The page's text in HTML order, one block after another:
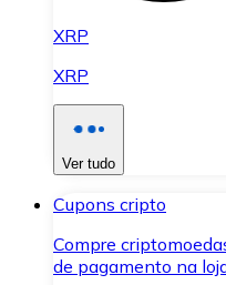
XRP
XRP
Ver tudo
Cupons cripto
Compre
de pagamento na